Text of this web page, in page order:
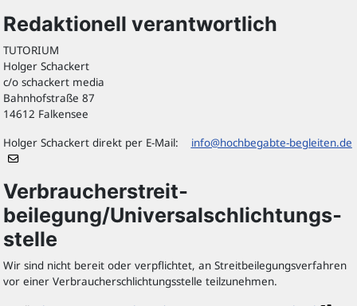
Redaktionell verantwortlich
TUTORIUM
Holger Schackert
c/o schackert media
Bahnhofstraße 87
14612 Falkensee
Holger Schackert direkt per E-Mail: info@hochbegabte-begleiten.de
Verbraucher­streit­
beilegung/Universal­schlichtungs­
stelle
Wir sind nicht bereit oder verpflichtet, an Streitbeilegungsverfahren
vor einer Verbraucherschlichtungsstelle teilzunehmen.